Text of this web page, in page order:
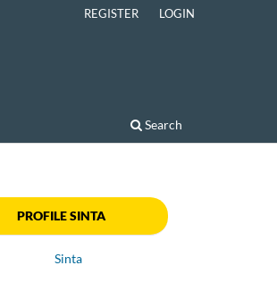
Search
REGISTER LOGIN
PROFILE SINTA